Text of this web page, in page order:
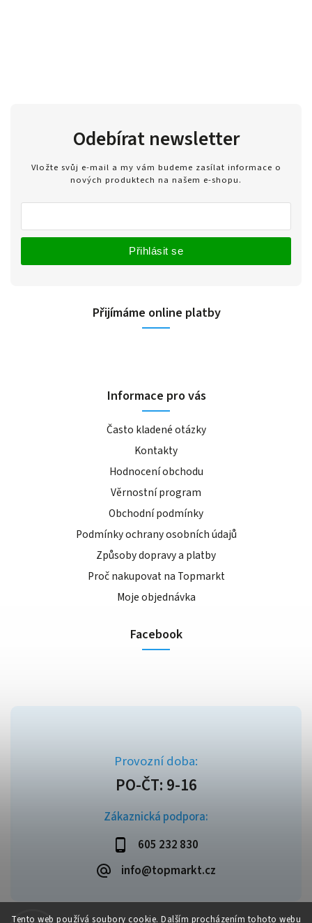
Tento web používá soubory cookie. Dalším procházením tohoto webu
Zákaznická podpora:
605 232 830
info@topmarkt.cz
Odebírat newsletter
Vložte svůj e-mail a my vám budeme zasílat informace o
nových produktech na našem e-shopu.
Přihlásit se
Přijímáme online platby
Informace pro vás
Často kladené otázky
Kontakty
Hodnocení obchodu
Věrnostní program
Obchodní podmínky
Podmínky ochrany osobních údajů
Způsoby dopravy a platby
Proč nakupovat na Topmarkt
Moje objednávka
Facebook